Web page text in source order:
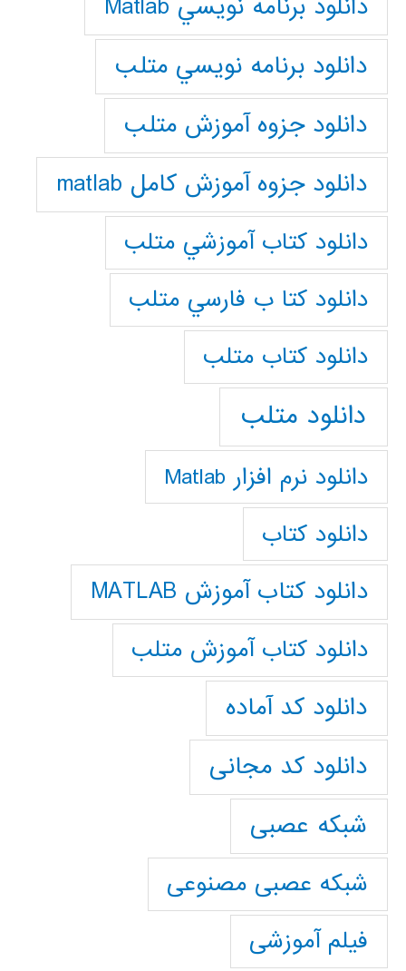
دانلود برنامه نويسي Matlab
دانلود برنامه نويسي متلب
دانلود جزوه آموزش متلب
دانلود جزوه آموزش کامل matlab
دانلود كتاب آموزشي متلب
دانلود كتا ب فارسي متلب
دانلود كتاب متلب
دانلود متلب
دانلود نرم افزار Matlab
دانلود کتاب
دانلود کتاب آموزش MATLAB
دانلود کتاب آموزش متلب
دانلود کد آماده
دانلود کد مجانی
شبکه عصبی
شبکه عصبی مصنوعی
فیلم آموزشی